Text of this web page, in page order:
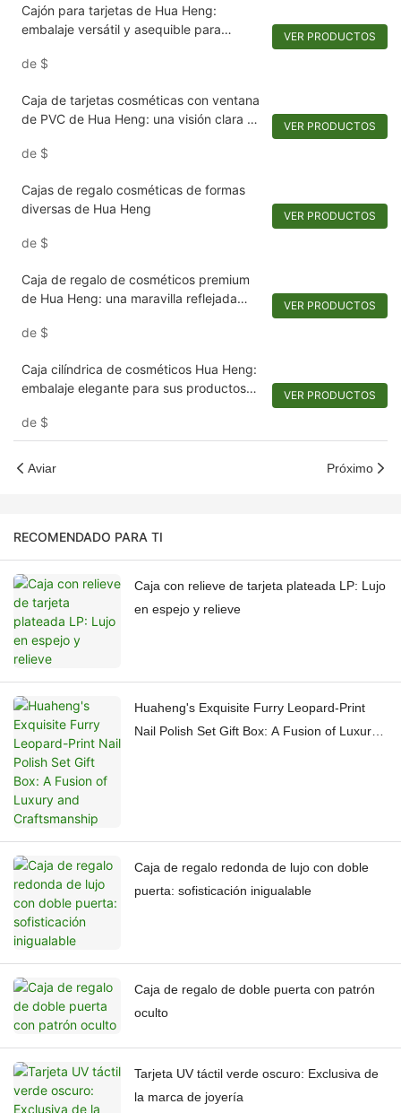
Cajón para tarjetas de Hua Heng:
embalaje versátil y asequible para
de $
VER PRODUCTOS
Caja de tarjetas cosméticas con ventana
de PVC de Hua Heng: una visión clara de
de $
VER PRODUCTOS
Cajas de regalo cosméticas de formas
diversas de Hua Heng
de $
VER PRODUCTOS
Caja de regalo de cosméticos premium
de Hua Heng: una maravilla reflejada
de $
VER PRODUCTOS
Caja cilíndrica de cosméticos Hua Heng:
embalaje elegante para sus productos
de $
VER PRODUCTOS
Aviar Próximo
RECOMENDADO PARA TI
Caja con relieve de tarjeta plateada LP: Lujo
en espejo y relieve
Huaheng's Exquisite Furry Leopard-Print
Nail Polish Set Gift Box: A Fusion of Luxury
Caja de regalo redonda de lujo con doble
puerta: sofisticación inigualable
Caja de regalo de doble puerta con patrón
oculto
Tarjeta UV táctil verde oscuro: Exclusiva de
la marca de joyería